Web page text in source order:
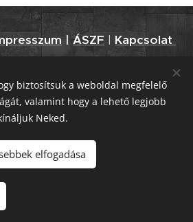
|ÁSZF | Kapcsolat
fenntartva. - clubhaus502 | Weboldalt
Szőke Dóra
Sütik
biztosítsuk a weboldal megfelelő
valamint hogy a lehető legjobb
Neked.
elfogadása